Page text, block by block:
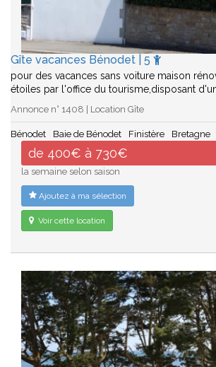
Gîte vacances Bénodet | 5
pour des vacances sans voiture maison
étoiles par l'office du tourisme,disposant
Annonce n° 1408 | Location Gîte
Bénodet Baie de Bénodet Finistère Bretagne
de 400€ à 730€
la semaine selon saison
Ajoutez à ma sélection
Voir cette location